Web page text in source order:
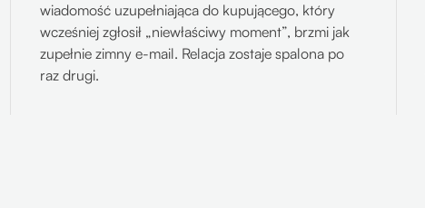
wiadomość uzupełniająca do kupującego, który
wcześniej zgłosił „niewłaściwy moment”, brzmi jak
zupełnie zimny e-mail. Relacja zostaje spalona po
raz drugi.